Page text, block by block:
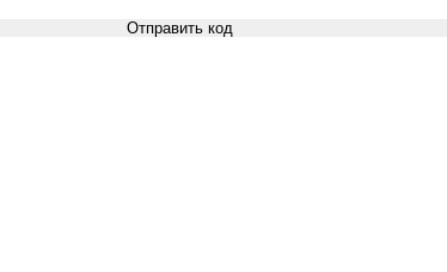
Отправить код